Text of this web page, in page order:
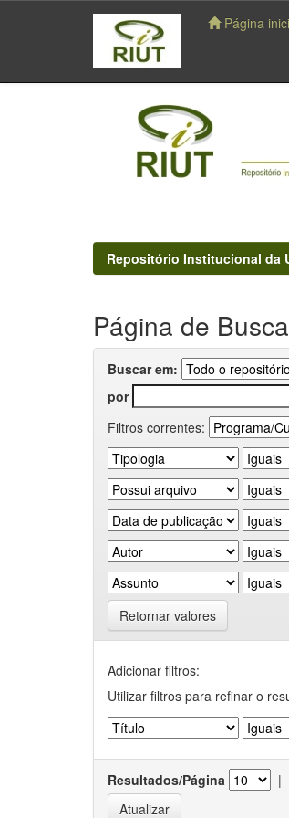
navigation
Página
Repositório Institucional da
Página de Busca
Buscar em:
por
Filtros correntes:
Retornar valores
Adicionar filtros:
Utilizar filtros para refinar o
Resultados/Página |